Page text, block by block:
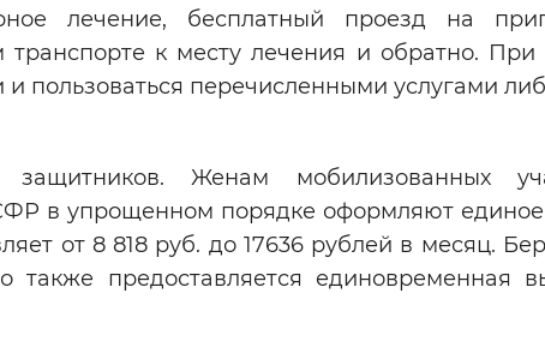
лечение, бесплатный проезд на
к месту лечения и обратно.
пользоваться перечисленными услугами
Женам мобилизованных
в упрощенном порядке оформляют
от 8 818 руб. до 17636 рублей в месяц.
также предоставляется единовременная